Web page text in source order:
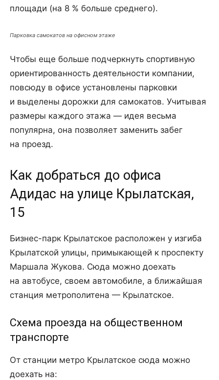
площади (на 8 % больше среднего).
Парковка самокатов на офисном этаже
Чтобы еще больше подчеркнуть спортивную
ориентированность деятельности компании,
повсюду в офисе установлены парковки
и выделены дорожки для самокатов. Учитывая
размеры каждого этажа — идея весьма
популярна, она позволяет заменить забег
на проезд.
Как добраться до офиса
Адидас на улице Крылатская,
15
Бизнес-парк Крылатское расположен у изгиба
Крылатской улицы, примыкающей к проспекту
Маршала Жукова. Сюда можно доехать
на автобусе, своем автомобиле, а ближайшая
станция метрополитена — Крылатское.
Схема проезда на общественном
транспорте
От станции метро Крылатское сюда можно
доехать на: